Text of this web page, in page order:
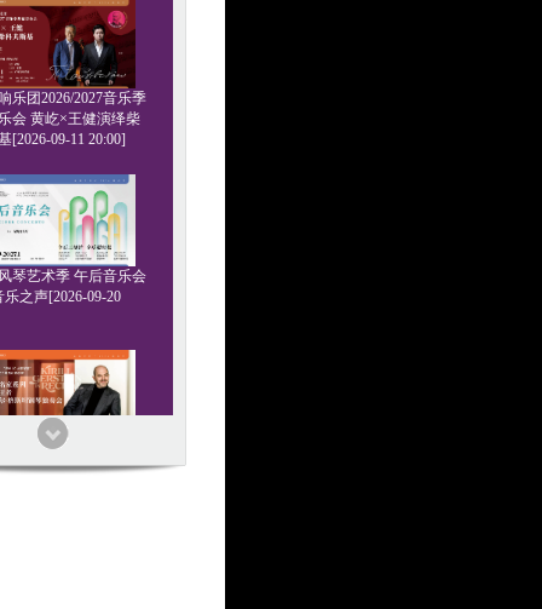
乐团2026/2027音乐季
会 黄屹×王健演绎柴
[2026-09-11 20:00]
琴艺术季 午后音乐会
乐之声[2026-09-20
系列 浪漫王者 基里尔
琴独奏会[2026-09-24